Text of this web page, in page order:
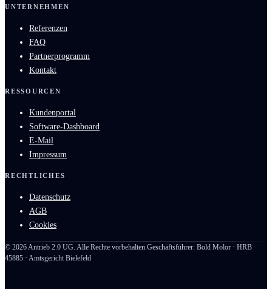
UNTERNEHMEN
Referenzen
FAQ
Partnerprogramm
Kontakt
RESSOURCEN
Kundenportal
Software-Dashboard
E-Mail
Impressum
RECHTLICHES
Datenschutz
AGB
Cookies
© 2026Antrieb 2.0 UG. Alle Rechte vorbehalten.Geschäftsführer: Bold Molor · HRB
45885 · Amtsgericht Bielefeld